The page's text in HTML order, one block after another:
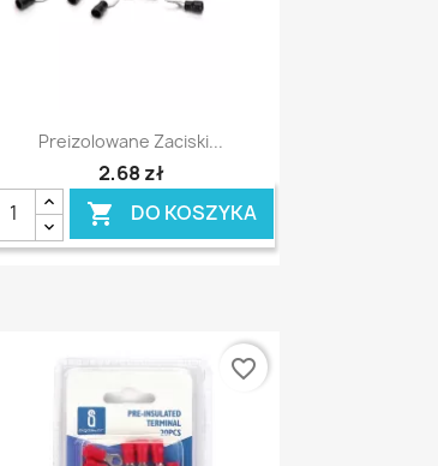
Szybki podgląd
Preizolowane Zaciski...
2,68 zł
 DO KOSZYKA
favorite_border